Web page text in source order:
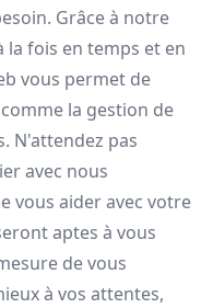
Grâce à notre
fois en temps et en
vous permet de
la gestion de
N'attendez pas
avec nous
vous aider avec votre
aptes à vous
de vous
à vos attentes,